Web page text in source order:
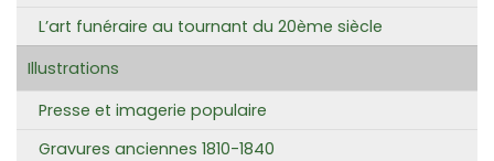
L’art funéraire au tournant du 20ème siècle
Illustrations
Presse et imagerie populaire
Gravures anciennes 1810-1840